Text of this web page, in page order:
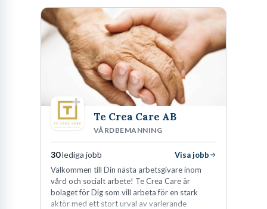
Te Crea Care AB
VÅRDBEMANNING
30lediga jobb
Visa jobb
Välkommen till Din nästa arbetsgivare inom
vård och socialt arbete! Te Crea Care är
bolaget för Dig som vill arbeta för en stark
aktör med ett stort urval av varierande